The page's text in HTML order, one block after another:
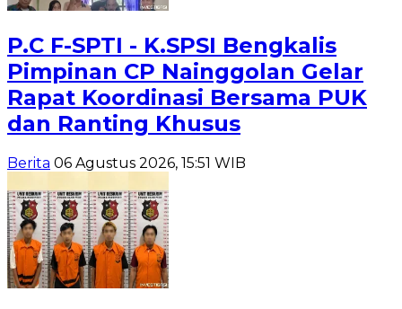
P.C F-SPTI - K.SPSI Bengkalis
Pimpinan CP Nainggolan Gelar
Rapat Koordinasi Bersama PUK
dan Ranting Khusus
Berita 06 Agustus 2026, 15:51 WIB